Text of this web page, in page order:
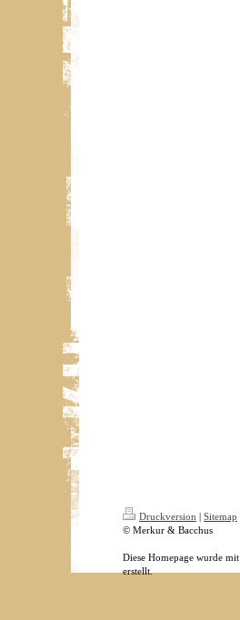
Druckversion | Sitemap
© Merkur & Bacchus
Diese Homepage wurde mit
erstellt.